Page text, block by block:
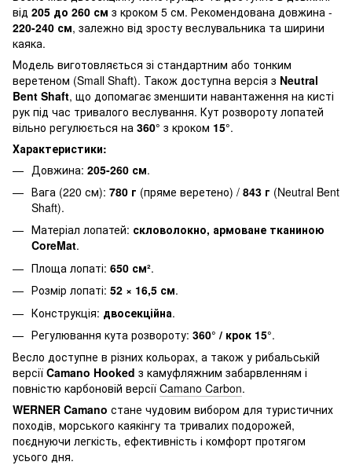
від 205 до 260 см з кроком 5 см. Рекомендована довжина -
220-240 см, залежно від зросту веслувальника та ширини
каяка.
Модель виготовляється зі стандартним або тонким
веретеном (Small Shaft). Також доступна версія з Neutral
Bent Shaft, що допомагає зменшити навантаження на кисті
рук під час тривалого веслування. Кут розвороту лопатей
вільно регулюється на 360° з кроком 15°.
Характеристики:
Довжина: 205-260 см.
Вага (220 см): 780 г (пряме веретено) / 843 г (Neutral Bent
Shaft).
Матеріал лопатей: скловолокно, армоване тканиною
CoreMat.
Площа лопаті: 650 см².
Розмір лопаті: 52 × 16,5 см.
Конструкція: двосекційна.
Регулювання кута розвороту: 360° / крок 15°.
Весло доступне в різних кольорах, а також у рибальській
версії Camano Hooked з камуфляжним забарвленням і
повністю карбоновій версії Camano Carbon.
WERNER Camano стане чудовим вибором для туристичних
походів, морського каякінгу та тривалих подорожей,
поєднуючи легкість, ефективність і комфорт протягом
усього дня.